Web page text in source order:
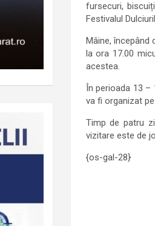
fursecuri,
Festivalul
Mâine,
la ora 17.00
acestea.
În perioada 13 –
va fi organizat
Timp de patru
vizitare este de
{os-gal-28}